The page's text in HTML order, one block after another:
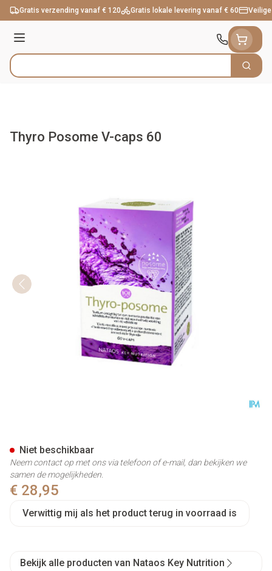
Ga naar de inhoud
Gratis verzending vanaf € 120 Gratis lokale levering vanaf € 60
Menu
Product, merk, categorie... Zoek
Thyro Posome V-caps 60
€ 28,95
Verwittig mij als het product terug in voorraad is
Niet beschikbaar
Neem contact op met ons via telefoon of e-mail, dan bekijken we
samen de mogelijkheden.
Bekijk alle producten van Nataos Key Nutrition